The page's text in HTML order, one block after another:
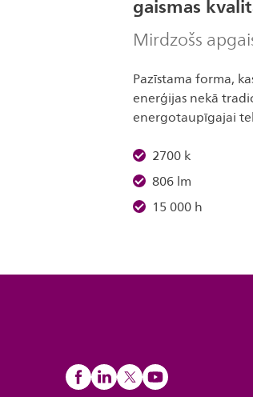
gaismas
Mirdzošs
Pazīstama forma,
enerģijas nekā
energotaupīgajai
2700 k
806 lm
15 000 h